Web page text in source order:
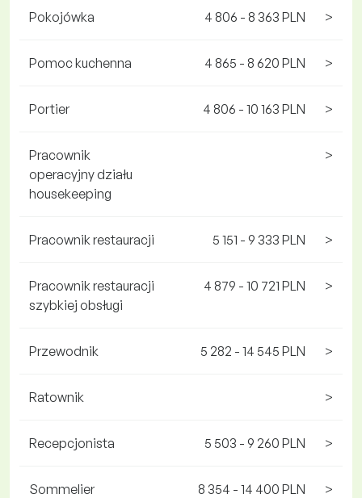
Pokojówka 4 806 - 8 363 PLN >
Pomoc kuchenna 4 865 - 8 620 PLN >
Portier 4 806 - 10 163 PLN >
Pracownik
operacyjny działu
housekeeping
>
Pracownik restauracji 5 151 - 9 333 PLN >
Pracownik restauracji
szybkiej obsługi
4 879 - 10 721 PLN >
Przewodnik 5 282 - 14 545 PLN >
Ratownik >
Recepcjonista 5 503 - 9 260 PLN >
Sommelier 8 354 - 14 400 PLN >